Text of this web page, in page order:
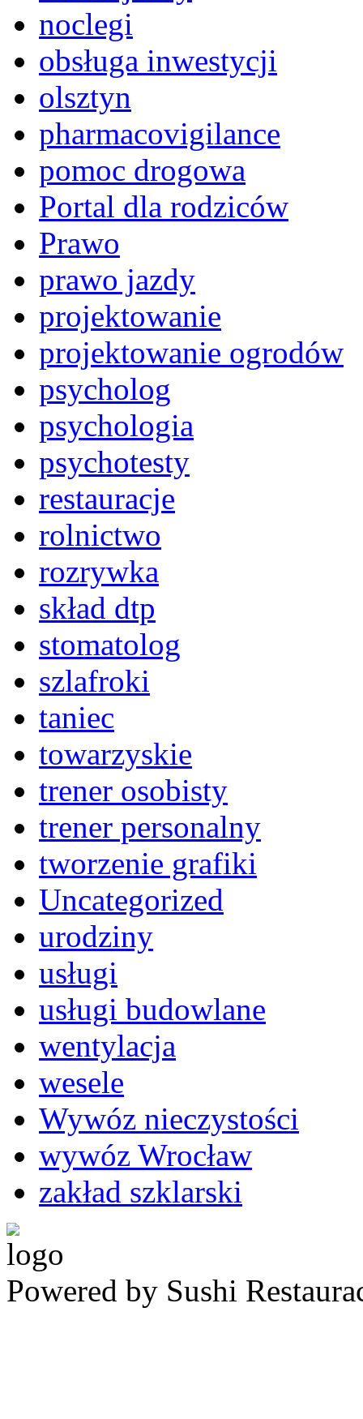
noclegi
obsługa inwestycji
olsztyn
pharmacovigilance
pomoc drogowa
Portal dla rodziców
Prawo
prawo jazdy
projektowanie
projektowanie ogrodów
psycholog
psychologia
psychotesty
restauracje
rolnictwo
rozrywka
skład dtp
stomatolog
szlafroki
taniec
towarzyskie
trener osobisty
trener personalny
tworzenie grafiki
Uncategorized
urodziny
usługi
usługi budowlane
wentylacja
wesele
Wywóz nieczystości
wywóz Wrocław
zakład szklarski
Powered by Sushi